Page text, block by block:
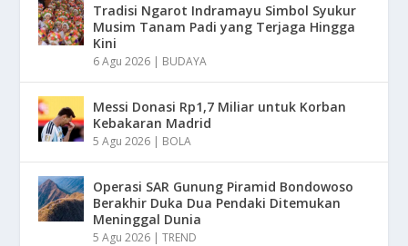
Tradisi Ngarot Indramayu Simbol Syukur
Musim Tanam Padi yang Terjaga Hingga
Kini
6 Agu 2026 | BUDAYA
Messi Donasi Rp1,7 Miliar untuk Korban
Kebakaran Madrid
5 Agu 2026 | BOLA
Operasi SAR Gunung Piramid Bondowoso
Berakhir Duka Dua Pendaki Ditemukan
Meninggal Dunia
5 Agu 2026 |TREND